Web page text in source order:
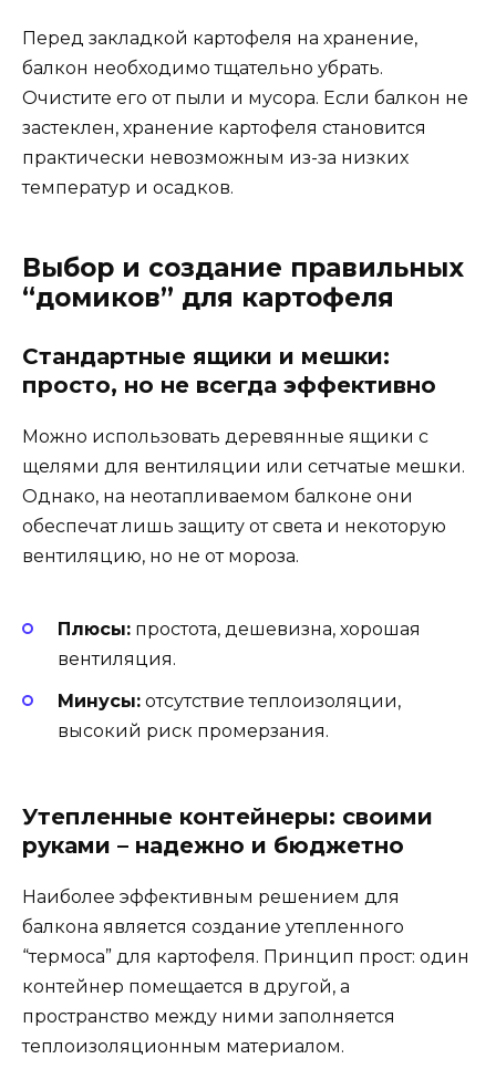
Перед закладкой картофеля на хранение,
балкон необходимо тщательно убрать.
Очистите его от пыли и мусора. Если балкон не
застеклен, хранение картофеля становится
практически невозможным из-за низких
температур и осадков.
Выбор и создание правильных
“домиков” для картофеля
Стандартные ящики и мешки:
просто, но не всегда эффективно
Можно использовать деревянные ящики с
щелями для вентиляции или сетчатые мешки.
Однако, на неотапливаемом балконе они
обеспечат лишь защиту от света и некоторую
вентиляцию, но не от мороза.
Плюсы: простота, дешевизна, хорошая
вентиляция.
Минусы: отсутствие теплоизоляции,
высокий риск промерзания.
Утепленные контейнеры: своими
руками – надежно и бюджетно
Наиболее эффективным решением для
балкона является создание утепленного
“термоса” для картофеля. Принцип прост: один
контейнер помещается в другой, а
пространство между ними заполняется
теплоизоляционным материалом.